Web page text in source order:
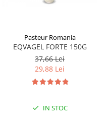
Pasteur Romania
EQVAGEL FORTE 150G
37,66 Lei
29,88 Lei
IN STOC